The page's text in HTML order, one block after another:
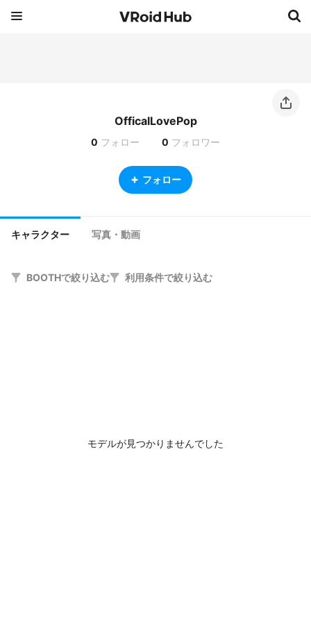
OfficalLovePop
0 フォロー 0 フォロワー
フォロー
キャラクター 写真・動画
BOOTHで絞り込む 利用条件で絞り込む
モデルが見つかりませんでした